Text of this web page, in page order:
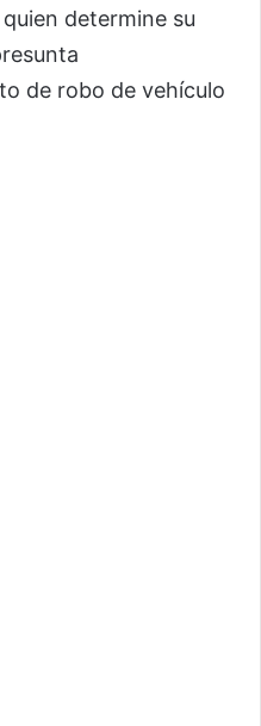
determine su
de robo de vehículo